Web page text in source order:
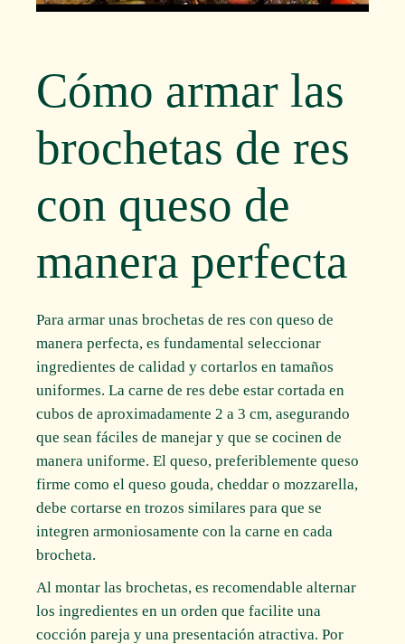
Cómo armar las
brochetas de res
con queso de
manera perfecta
Para armar unas brochetas de res con queso de
manera perfecta, es fundamental seleccionar
ingredientes de calidad y cortarlos en tamaños
uniformes. La carne de res debe estar cortada en
cubos de aproximadamente 2 a 3 cm, asegurando
que sean fáciles de manejar y que se cocinen de
manera uniforme. El queso, preferiblemente queso
firme como el queso gouda, cheddar o mozzarella,
debe cortarse en trozos similares para que se
integren armoniosamente con la carne en cada
brocheta.
Al montar las brochetas, es recomendable alternar
los ingredientes en un orden que facilite una
cocción pareja y una presentación atractiva. Por